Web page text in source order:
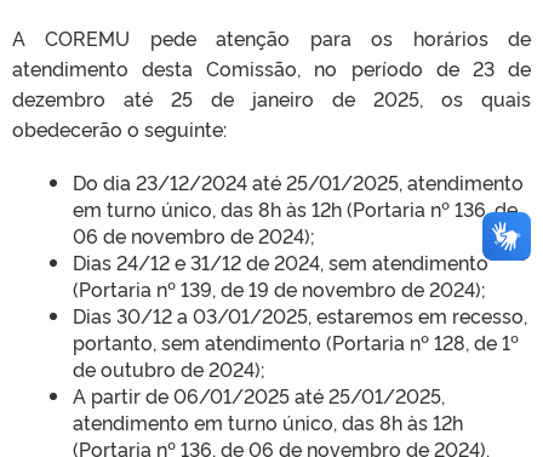
A COREMU pede atenção para os horários de
atendimento desta Comissão, no período de 23 de
dezembro até 25 de janeiro de 2025, os quais
obedecerão o seguinte:
Do dia 23/12/2024 até 25/01/2025, atendimento
em turno único, das 8h às 12h (Portaria nº 136, de
06 de novembro de 2024);
Dias 24/12 e 31/12 de 2024, sem atendimento
(Portaria nº 139, de 19 de novembro de 2024);
Dias 30/12 a 03/01/2025, estaremos em recesso,
portanto, sem atendimento (Portaria nº 128, de 1º
de outubro de 2024);
A partir de 06/01/2025 até 25/01/2025,
atendimento em turno único, das 8h às 12h
(Portaria nº 136, de 06 de novembro de 2024).